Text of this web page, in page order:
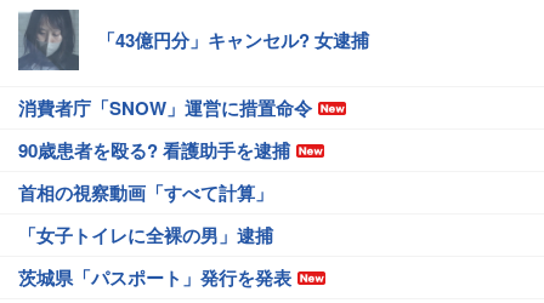
「43億円分」キャンセル? 女逮捕
消費者庁「SNOW」運営に措置命令
90歳患者を殴る? 看護助手を逮捕
首相の視察動画「すべて計算」
「女子トイレに全裸の男」逮捕
茨城県「パスポート」発行を発表